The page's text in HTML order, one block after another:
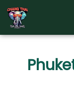
Skip
content